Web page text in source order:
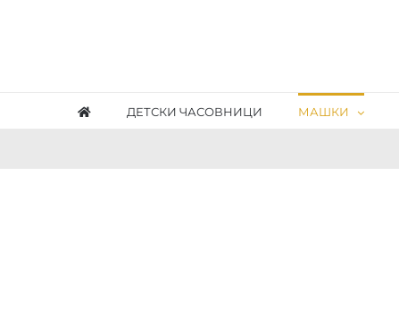
ДЕТСКИ ЧАСОВНИЦИ МАШКИ